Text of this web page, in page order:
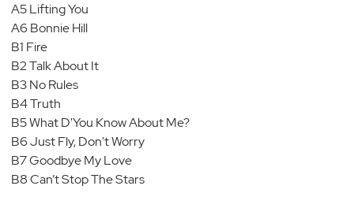
A5 Lifting You
A6 Bonnie Hill
B1 Fire
B2 Talk About It
B3 No Rules
B4 Truth
B5 What D'You Know About Me?
B6 Just Fly, Don't Worry
B7 Goodbye My Love
B8 Can’t Stop The Stars